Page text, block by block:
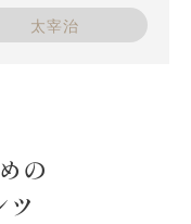
太宰治
の